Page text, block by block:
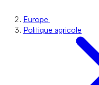
Europe
Politique agricole